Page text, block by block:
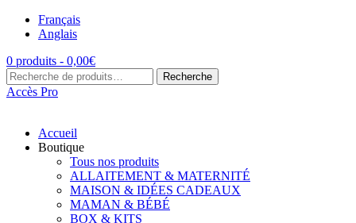
Français
Anglais
0 produits - 0,00€
Recherche
pour :
Recherche
Accès Pro
Accueil
Boutique
Tous nos produits
ALLAITEMENT & MATERNITÉ
MAISON & IDÉES CADEAUX
MAMAN & BÉBÉ
BOX & KITS